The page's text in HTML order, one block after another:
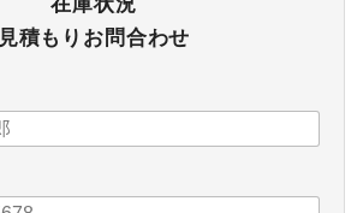
見積もりお問合わせ